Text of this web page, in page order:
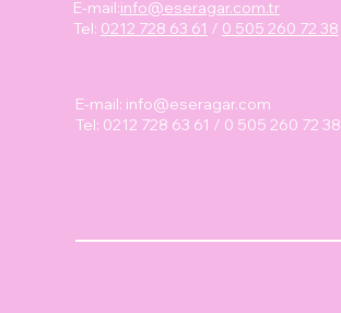
E-mail: info@eseragar.com
Tel: 0212 728 63 61 / 0 505 260 72 38
E-mail:info@eseragar.com.tr
Tel: 0212 728 63 61 / 0 505 260 72 38